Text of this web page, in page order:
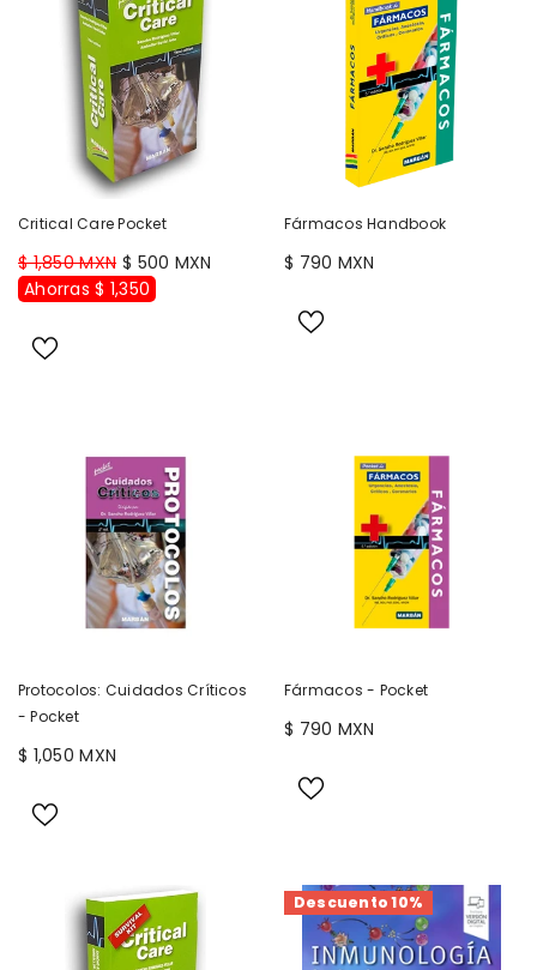
Critical Care Pocket
$ 1,850 MXN $ 500 MXN
Ahorras $ 1,350
Fármacos Handbook
$ 790 MXN
Protocolos: Cuidados Críticos
- Pocket
$ 1,050 MXN
Fármacos - Pocket
$ 790 MXN
Descuento 10%